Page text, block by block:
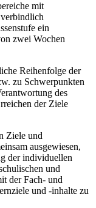
mit
ein
zwei Wochen
Reihenfolge der
zu Schwerpunkten
des
der Ziele
Ziele und
ausgewiesen,
der individuellen
und
der Fach- und
und -inhalte zu